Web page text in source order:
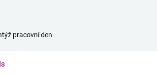
pracovní den